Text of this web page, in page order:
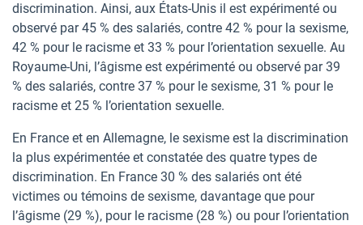
discrimination. Ainsi, aux États-Unis il est expérimenté ou
observé par 45 % des salariés, contre 42 % pour la sexisme,
42 % pour le racisme et 33 % pour l’orientation sexuelle. Au
Royaume-Uni, l’âgisme est expérimenté ou observé par 39
% des salariés, contre 37 % pour le sexisme, 31 % pour le
racisme et 25 % l’orientation sexuelle.
En France et en Allemagne, le sexisme est la discrimination
la plus expérimentée et constatée des quatre types de
discrimination. En France 30 % des salariés ont été
victimes ou témoins de sexisme, davantage que pour
l’âgisme (29 %), pour le racisme (28 %) ou pour l’orientation